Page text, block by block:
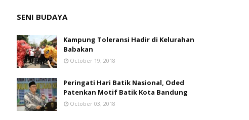
SENI BUDAYA
Kampung Toleransi Hadir di Kelurahan
Babakan
October 19, 2018
Peringati Hari Batik Nasional, Oded
Patenkan Motif Batik Kota Bandung
October 03, 2018